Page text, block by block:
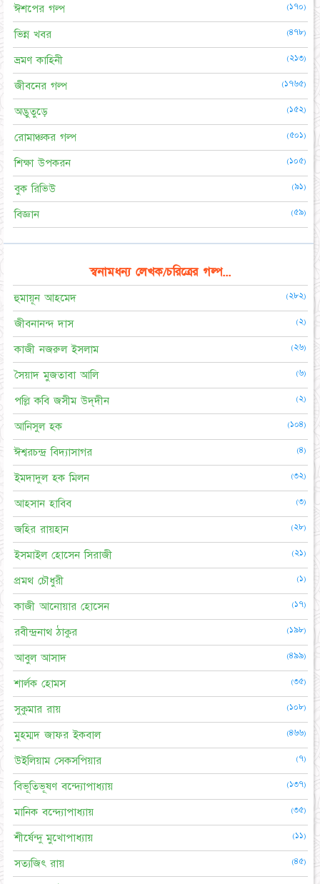
ঈশপের গল্প (১৭০)
ভিন্ন খবর (৪৭৮)
ভ্রমণ কাহিনী (২১৩)
জীবনের গল্প (১৭৬৫)
অদ্ভুতুড়ে (১৫২)
রোমাঞ্চকর গল্প (৫০১)
শিক্ষা উপকরন (১০৫)
বুক রিভিউ (৯১)
বিজ্ঞান (৫৯)
স্বনামধন্য লেখক/চরিত্রের গল্প...
হুমায়ূন আহমেদ (২৮২)
জীবনানন্দ দাস (২)
কাজী নজরুল ইসলাম (২৬)
সৈয়াদ মুজতাবা আলি (৬)
পল্লি কবি জসীম উদ্‌দীন (২)
আনিসুল হক (১০৪)
ঈশ্বরচন্দ্র বিদ্যাসাগর (৪)
ইমদাদুল হক মিলন (৩২)
আহসান হাবিব (৩)
জহির রায়হান (২৮)
ইসমাইল হোসেন সিরাজী (২১)
প্রমথ চৌধুরী (১)
কাজী আনোয়ার হোসেন (১৭)
রবীন্দ্রনাথ ঠাকুর (১৯৮)
আবুল আসাদ (৪৯৯)
শার্লক হোমস (৩৫)
সুকুমার রায় (১০৮)
মুহম্মদ জাফর ইকবাল (৪৬৬)
উইলিয়াম সেকসপিয়ার (৭)
বিভূতিভূষণ বন্দ্যোপাধ্যায় (১৩৭)
মানিক বন্দ্যোপাধ্যায় (৩৫)
শীর্ষেন্দু মুখোপাধ্যায় (১১)
সত্যজিৎ রায় (৪৫)